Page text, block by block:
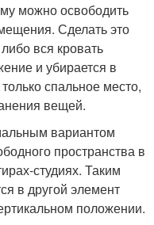
можно освободить
Сделать это
вся кровать
и убирается в
спальное место,
вещей.
вариантом
пространства в
студиях. Таким
в другой элемент
положении.